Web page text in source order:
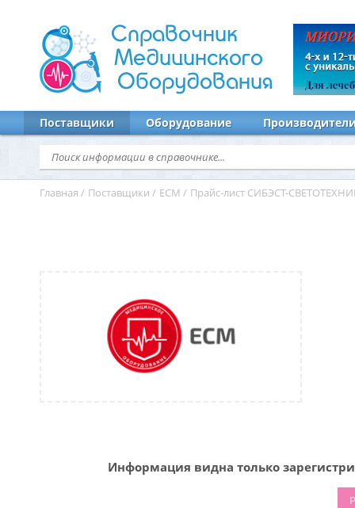
Справочник
Медицинского
Оборудования
Поставщики Оборудование
Главная / Поставщики / ЕСМ / Прайс-лист СИБЭСТ-
Информация видна только